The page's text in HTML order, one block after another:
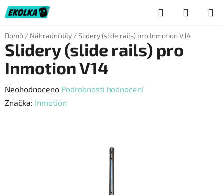
Přejít
na
obsah
Hledat
KOŠÍK
Domů / Náhradní díly /Slidery (slide rails) pro Inmotion V14
Slidery (slide rails) pro
Inmotion V14
Průměrné
hodnocení
Neohodnoceno Podrobnosti hodnocení
Značka: Inmotion